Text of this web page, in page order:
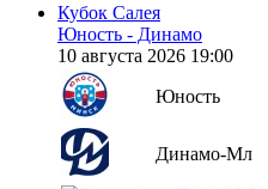
Кубок Салея
Юность - Динамо
10 августа 2026 19:00
Юность
Динамо-Мл